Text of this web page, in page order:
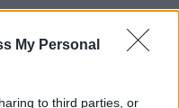
My Personal
to third parties, or